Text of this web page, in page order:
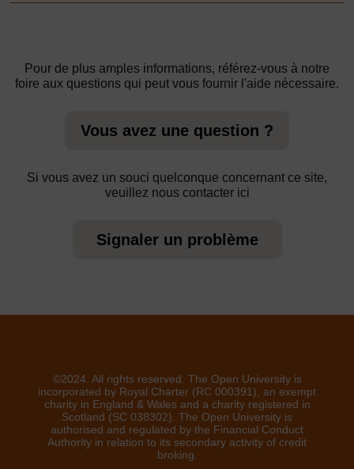
Pour de plus amples informations, référez-vous à notre
foire aux questions qui peut vous fournir l'aide nécessaire.
Vous avez une question ?
Si vous avez un souci quelconque concernant ce site,
veuillez nous contacter ici
Signaler un problème
©2024. All rights reserved. The Open University is
incorporated by Royal Charter (RC 000391), an exempt
charity in England & Wales and a charity registered in
Scotland (SC 038302). The Open University is
authorised and regulated by the Financial Conduct
Authority in relation to its secondary activity of credit
broking.